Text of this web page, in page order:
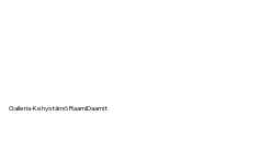
Galleria-Kehystämö RaamiDaamit